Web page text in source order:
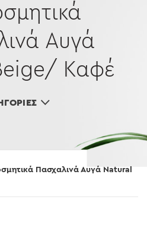
Αυγά
Καφέ
Πασχαλινά Αυγά Natural